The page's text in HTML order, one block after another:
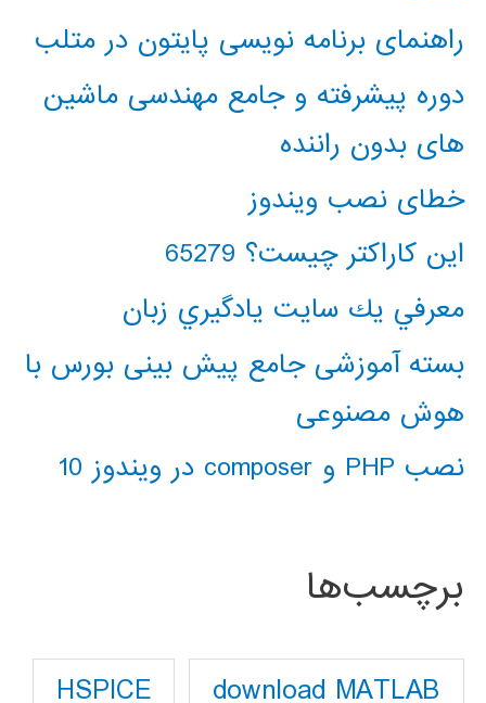
راهنمای برنامه نویسی پایتون در متلب
دوره پیشرفته و جامع مهندسی ماشین
های بدون راننده
خطای نصب ویندوز
این کاراکتر چیست؟ 65279
معرفي يك سايت يادگيري زبان
بسته آموزشی جامع پیش بینی بورس با
هوش مصنوعی
نصب PHP و composer در ویندوز 10
برچسب‌ها
download MATLAB
HSPICE